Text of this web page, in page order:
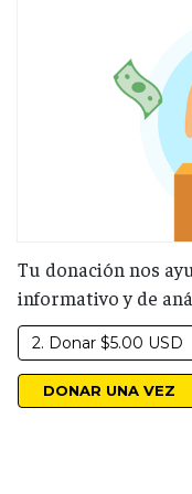
Tu donación nos
informativo y de